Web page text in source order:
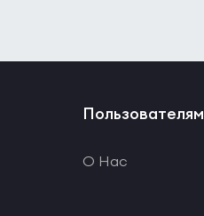
Пользователям
О Нас